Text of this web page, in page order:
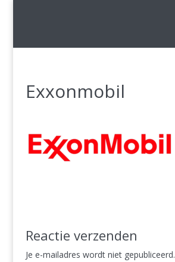
Exxonmobil
Reactie verzenden
Je e-mailadres wordt niet gepubliceerd.